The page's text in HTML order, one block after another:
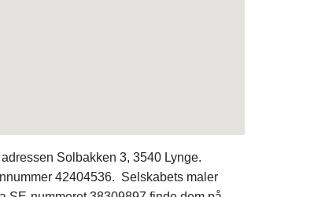
Solbakken 3, 3540 Lynge.
42404536. Selskabets maler